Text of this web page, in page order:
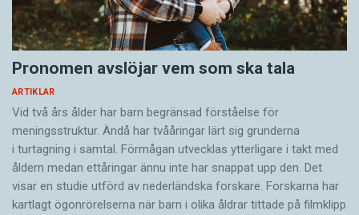
Pronomen avslöjar vem som ska tala
ARTIKLAR
Vid två års ålder har barn begränsad förståelse för
meningsstruktur. Ändå har tvååringar lärt sig grunderna
i turtagning i samtal. Förmågan utvecklas ytterligare i takt med
åldern medan ettåringar ännu inte har snappat upp den. Det
visar en studie utförd av nederländska forskare. Forskarna har
kartlagt ögonrörelserna när barn i olika åldrar tittade på filmklipp